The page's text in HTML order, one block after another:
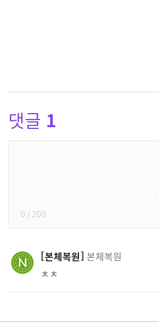
댓글 1
0 / 200
본체복원 본체복원
ㅊㅊ